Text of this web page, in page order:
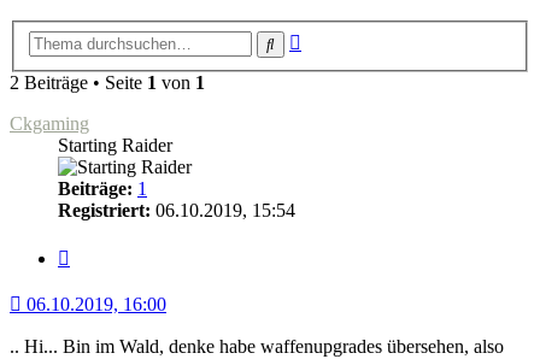
Suche
2 Beiträge • Seite 1 von 1
Ckgaming
Starting Raider
Beiträge: 1
Registriert: 06.10.2019, 15:54
06.10.2019, 16:00
.. Hi... Bin im Wald, denke habe waffenupgrades übersehen, also